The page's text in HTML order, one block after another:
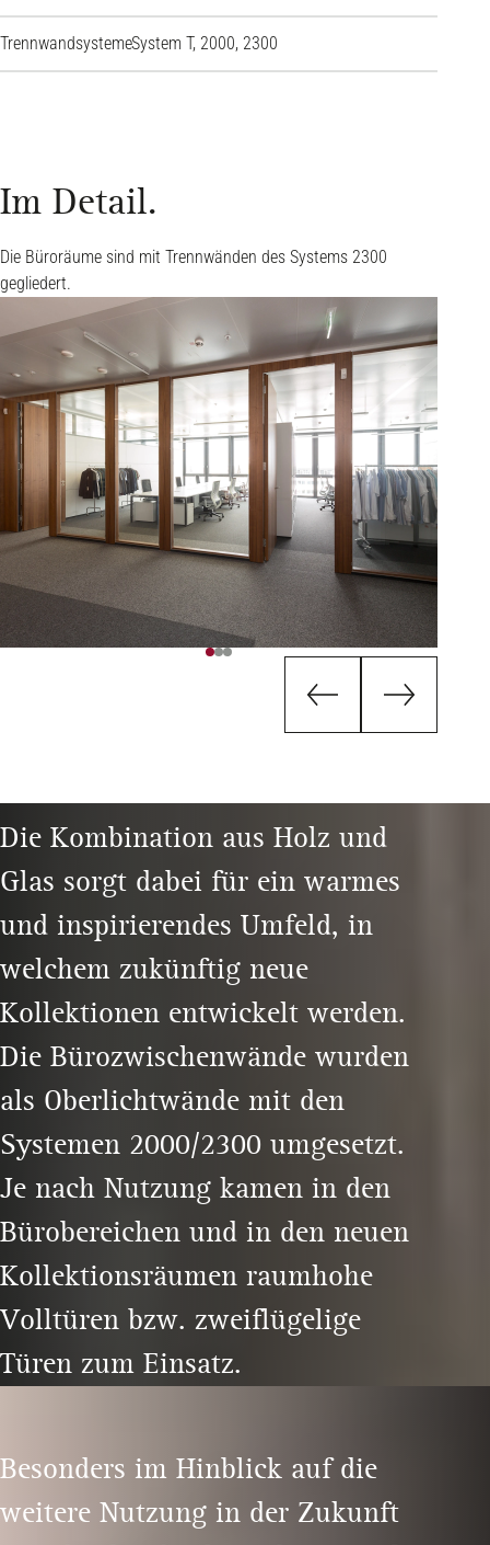
TrennwandsystemeSystem T, 2000, 2300
Im Detail.
Die Büroräume sind mit Trennwänden des Systems 2300
gegliedert.
Die Kombination aus Holz und
Glas sorgt dabei für ein warmes
und inspirierendes Umfeld, in
welchem zukünftig neue
Kollektionen entwickelt werden.
Die Bürozwischenwände wurden
als Oberlichtwände mit den
Systemen 2000/2300 umgesetzt.
Je nach Nutzung kamen in den
Bürobereichen und in den neuen
Kollektionsräumen raumhohe
Volltüren bzw. zweiflügelige
Türen zum Einsatz.
Besonders im Hinblick auf die
weitere Nutzung in der Zukunft